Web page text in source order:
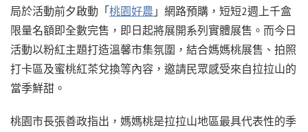
局於活動前夕啟動「 桃園好農 」網路預購，短短2週上千盒
限量名額即全數完售，即日起將展開系列實體展售。而今日
活動以粉紅主題打造溫馨市集氛圍，結合媽媽桃展售、拍照
打卡區及蜜桃紅茶兌換等內容，邀請民眾感受來自拉拉山的
當季鮮甜。
桃園市長張善政指出，媽媽桃是拉拉山地區最具代表性的季